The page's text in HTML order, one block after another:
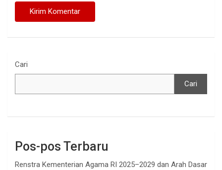
Cari
Cari
Pos-pos Terbaru
Renstra Kementerian Agama RI 2025–2029 dan Arah Dasar